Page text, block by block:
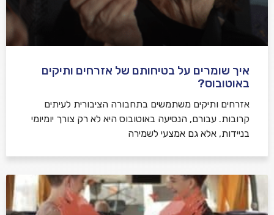
איך שומרים על בטיחותם של אזרחים ותיקים
באוטובוס?
אזרחים ותיקים משתמשים בתחבורה הציבורית לעיתים
קרובות. עבורם, הנסיעה באוטובוס היא לא רק צורך יומיומי
בניידות, אלא גם אמצעי לשמירה